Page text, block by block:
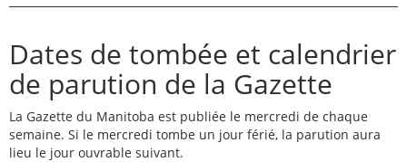
Dates de tombée et calendrier
de parution de la Gazette
La Gazette du Manitoba est publiée le mercredi de chaque
semaine. Si le mercredi tombe un jour férié, la parution aura
lieu le jour ouvrable suivant.